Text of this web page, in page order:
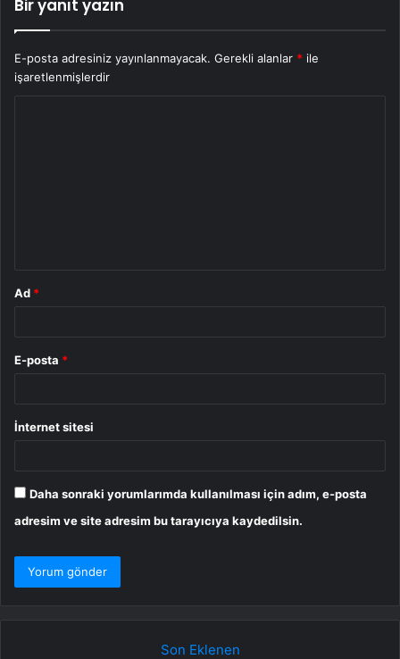
Bir yanıt yazın
E-posta adresiniz yayınlanmayacak. Gerekli alanlar * ile
işaretlenmişlerdir
Ad *
E-posta *
İnternet sitesi
Daha sonraki yorumlarımda kullanılması için adım, e-posta
adresim ve site adresim bu tarayıcıya kaydedilsin.
Son Eklenen